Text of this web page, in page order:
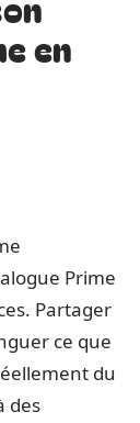
en
Prime
Partager
ce que
du
des